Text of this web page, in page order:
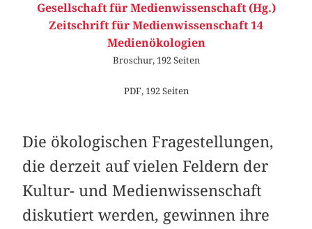
Gesellschaft für Medienwissenschaft (Hg.)
Zeitschrift für Medienwissenschaft 14
Medienökologien
Broschur, 192 Seiten
PDF, 192 Seiten
Die ökologischen Fragestellungen,
die derzeit auf vielen Feldern der
Kultur- und Medienwissenschaft
diskutiert werden, gewinnen ihre